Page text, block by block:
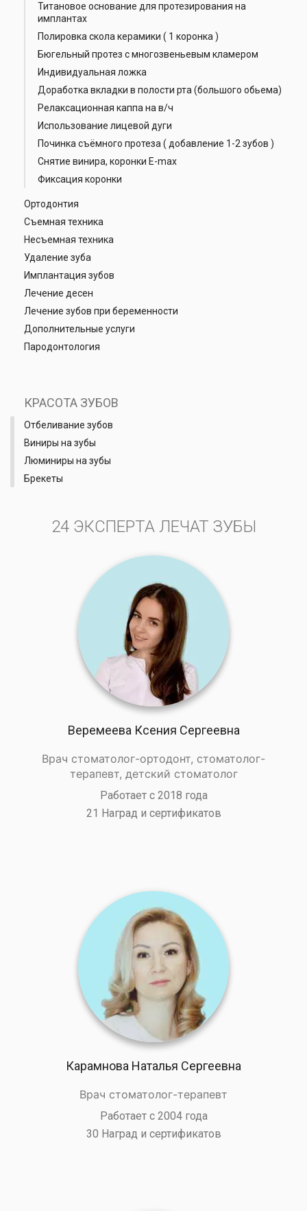
Титановое основание для протезирования на
имплантах
Полировка скола керамики ( 1 коронка )
Бюгельный протез с многозвеньевым кламером
Индивидуальная ложка
Доработка вкладки в полости рта (большого обьема)
Релаксационная каппа на в/ч
Использование лицевой дуги
Починка съёмного протеза ( добавление 1-2 зубов )
Снятие винира, коронки E-max
Фиксация коронки
Ортодонтия
Съемная техника
Несъемная техника
Удаление зуба
Имплантация зубов
Лечение десен
Лечение зубов при беременности
Дополнительные услуги
Пародонтология
КРАСОТА ЗУБОВ
Отбеливание зубов
Виниры на зубы
Люминиры на зубы
Брекеты
24 ЭКСПЕРТА ЛЕЧАТ ЗУБЫ
Веремеева Ксения Сергеевна
Врач стоматолог-ортодонт, стоматолог-
терапевт, детский стоматолог
Работает с 2018 года
21 Наград и сертификатов
Карамнова Наталья Сергеевна
Врач стоматолог-терапевт
Работает с 2004 года
30 Наград и сертификатов